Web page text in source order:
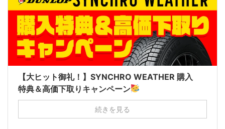
【大ヒット御礼！】SYNCHRO WEATHER 購入
特典＆高価下取りキャンペーン
続きを見る